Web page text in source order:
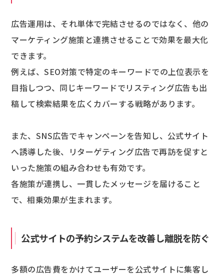
広告運用は、それ単体で完結させるのではなく、他の
マーケティング施策と連携させることで効果を最大化
できます。
例えば、SEO対策で特定のキーワードでの上位表示を
目指しつつ、同じキーワードでリスティング広告も出
稿して検索結果を広くカバーする戦略があります。
また、SNS広告でキャンペーンを告知し、公式サイト
へ誘導した後、リターゲティング広告で再訪を促すと
いった施策の組み合わせも有効です。
各施策が連携し、一貫したメッセージを届けること
で、相乗効果が生まれます。
公式サイトの予約システムを改善し離脱を防ぐ
多額の広告費をかけてユーザーを公式サイトに集客し